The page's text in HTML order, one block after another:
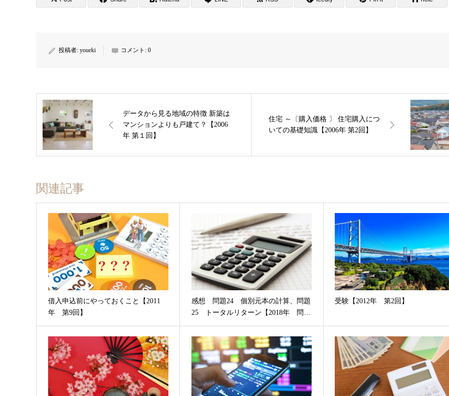
投稿者: youeki コメント: 0
データから見る地域の特徴 新築は
マンションよりも戸建て？【2006
年 第１回】
住宅 ～〔購入価格 〕 住宅購入につ
いての基礎知識【2006年 第2回】
関連記事
借入申込前にやっておくこと【2011
年 第9回】
感想 問題24 個別元本の計算、問題
25 トータルリターン【2018年 問…
受験【2012年 第2回】